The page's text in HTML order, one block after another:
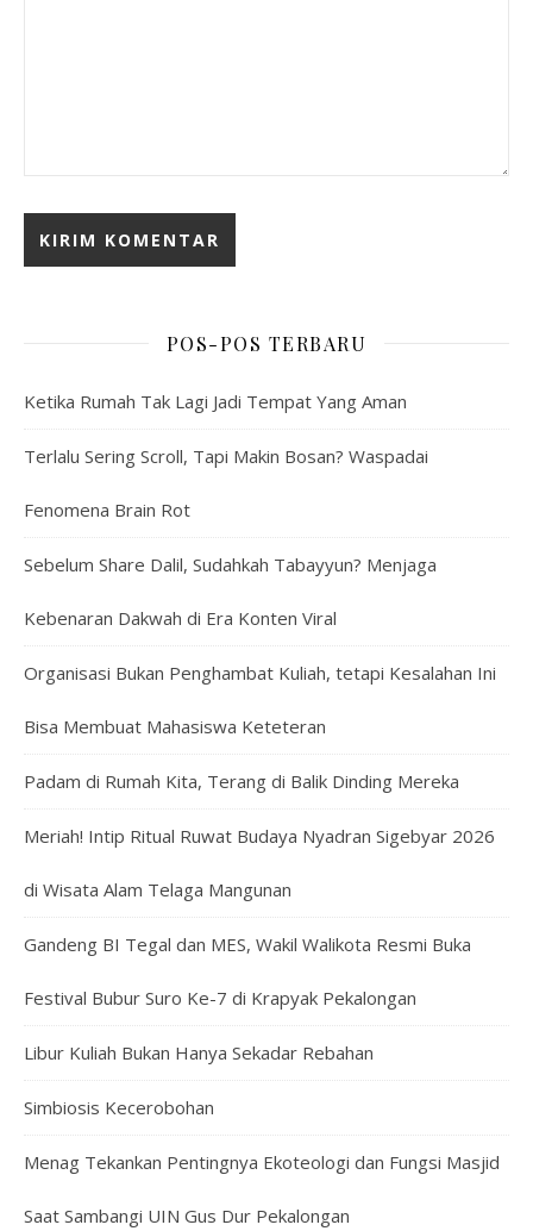
POS-POS TERBARU
Ketika Rumah Tak Lagi Jadi Tempat Yang Aman
Terlalu Sering Scroll, Tapi Makin Bosan? Waspadai
Fenomena Brain Rot
Sebelum Share Dalil, Sudahkah Tabayyun? Menjaga
Kebenaran Dakwah di Era Konten Viral
Organisasi Bukan Penghambat Kuliah, tetapi Kesalahan Ini
Bisa Membuat Mahasiswa Keteteran
Padam di Rumah Kita, Terang di Balik Dinding Mereka
Meriah! Intip Ritual Ruwat Budaya Nyadran Sigebyar 2026
di Wisata Alam Telaga Mangunan
Gandeng BI Tegal dan MES, Wakil Walikota Resmi Buka
Festival Bubur Suro Ke-7 di Krapyak Pekalongan
Libur Kuliah Bukan Hanya Sekadar Rebahan
Simbiosis Kecerobohan
Menag Tekankan Pentingnya Ekoteologi dan Fungsi Masjid
Saat Sambangi UIN Gus Dur Pekalongan